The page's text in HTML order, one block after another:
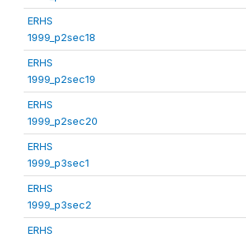
ERHS
1999_p2sec18
ERHS
1999_p2sec19
ERHS
1999_p2sec20
ERHS
1999_p3sec1
ERHS
1999_p3sec2
ERHS